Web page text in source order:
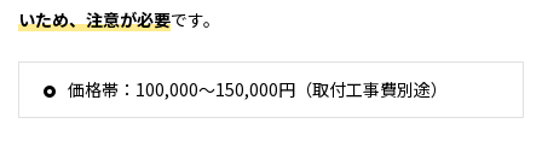
いため、注意が必要です。
価格帯：100,000～150,000円（取付工事費別途）